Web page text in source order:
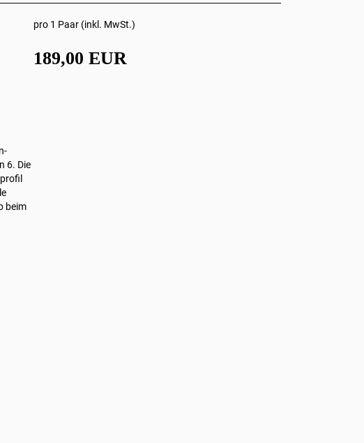
6. Die
beim
pro 1 Paar (inkl. MwSt.)
189,00 EUR